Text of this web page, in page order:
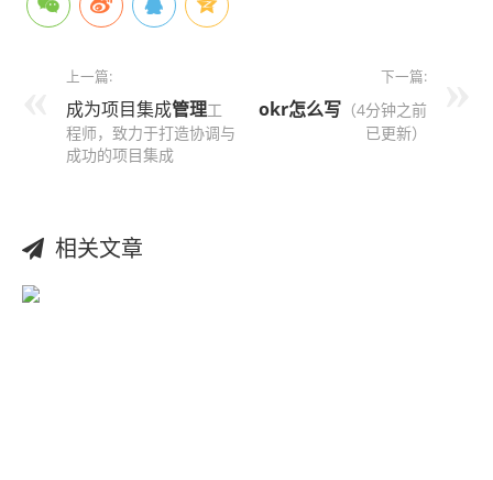
上一篇:
成为项目集成管理工
程师，致力于打造协调与
成功的项目集成
下一篇:
okr怎么写 （4分钟之前
已更新）
相关文章